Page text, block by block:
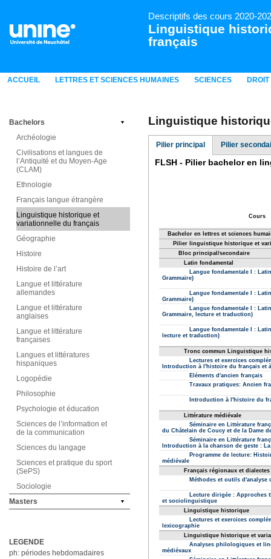
Descriptifs des cours 2020-
Linguistique
français
ACCUEIL LETTRES ET SCIENCES HUMAINES SCIENCES DROIT
Bachelors
Archéologie
Civilisations et langues de
l’Antiquité et du Moyen-Age
(CLAM)
Ethnologie
Français langue étrangère
Linguistique historique et
variationnelle du français
Géographie
Histoire
Histoire de l’art
Langue et littérature
allemandes
Langue et littérature
anglaises
Langue et littérature
françaises
Langues et littératures
hispaniques
Logopédie
Philosophie
Psychologie et éducation
Sciences de l’information et
de la communication
Sciences du langage
Sciences et pratique du sport
(SePS)
Sociologie
Masters
LEGENDE
ph: périodes hebdomadaires
Linguistique
Pilier principal Pilier